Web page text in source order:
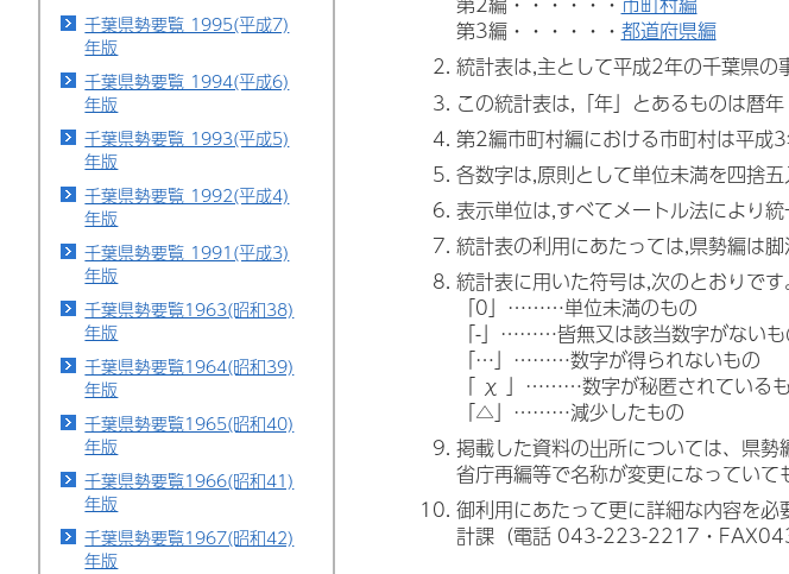
千葉県勢要覧 1995(平成7)
年版
千葉県勢要覧 1994(平成6)
年版
千葉県勢要覧 1993(平成5)
年版
千葉県勢要覧 1992(平成4)
年版
千葉県勢要覧 1991(平成3)
年版
千葉県勢要覧1963(昭和38)
年版
千葉県勢要覧1964(昭和39)
年版
千葉県勢要覧1965(昭和40)
年版
千葉県勢要覧1966(昭和41)
年版
千葉県勢要覧1967(昭和42)
年版
第3編・・・・・・ 都道府県編
統計表は,主として平成2年の千葉県の
この統計表は,「年」とあるものは暦
第2編市町村編における市町村は平成
各数字は,原則として単位未満を四捨
表示単位は,すべてメートル法により統
統計表の利用にあたっては,県勢編は
統計表に用いた符号は,次のとおりです
「0」………単位未満のもの
「-」………皆無又は該当数字がないも
「…」………数字が得られないもの
「 χ 」………数字が秘匿されている
「△」………減少したもの
掲載した資料の出所については、県
省庁再編等で名称が変更になっていて
御利用にあたって更に詳細な内容を
計課（電話 043-223-2217・